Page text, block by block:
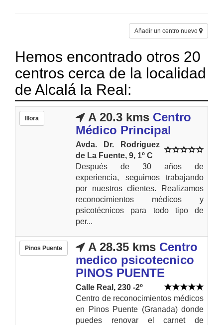
Añadir un centro nuevo
Hemos encontrado otros 20
centros cerca de la localidad
de Alcalá la Real:
Illora A 20.3 kms Centro
Médico Principal
Avda. Dr. Rodriguez
de La Fuente, 9, 1º C
Después de 30 años de
experiencia, seguimos trabajando
por nuestros clientes. Realizamos
reconocimientos médicos y
psicotécnicos para todo tipo de
per...
Pinos Puente A 28.35 kms Centro
medico psicotecnico
PINOS PUENTE
Calle Real, 230 -2º
Centro de reconocimientos médicos
en Pinos Puente (Granada) donde
puedes renovar el carnet de